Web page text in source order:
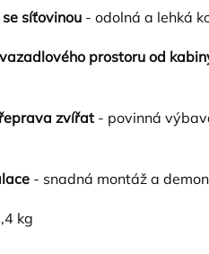
síťovinou - odolná a lehká
prostoru od
zvířat - povinná
- snadná montáž a
kg